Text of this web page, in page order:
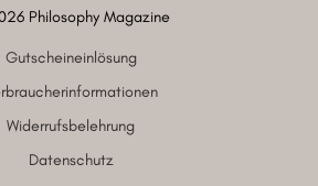
Philosophy Magazine
Gutscheineinlösung
Widerrufsbelehrung
Datenschutz